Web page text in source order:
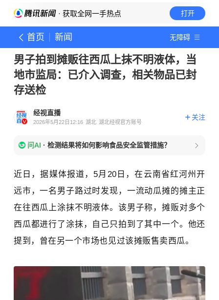
· 获取全网一手热点 打开
首页 新闻 无障碍
男子拍到摊贩往西瓜上抹不明液体，当
地市监局：已介入调查，相关物品已封
存送检
经视直播
2026年5月22日12:16 湖北 湖北经视官方账号
关注
问AI · 检测结果将如何影响食品安全监管措施？
近日，据媒体报道，5月20日，在云南省红河州开
远市，一名男子路过时发现，一流动瓜摊的摊主正
在往西瓜上涂抹不明液体。该男子称，摊贩对多个
西瓜都进行了涂抹，自己只拍到了其中一个。他还
提到，曾在另一个市场也见过该摊贩售卖西瓜。